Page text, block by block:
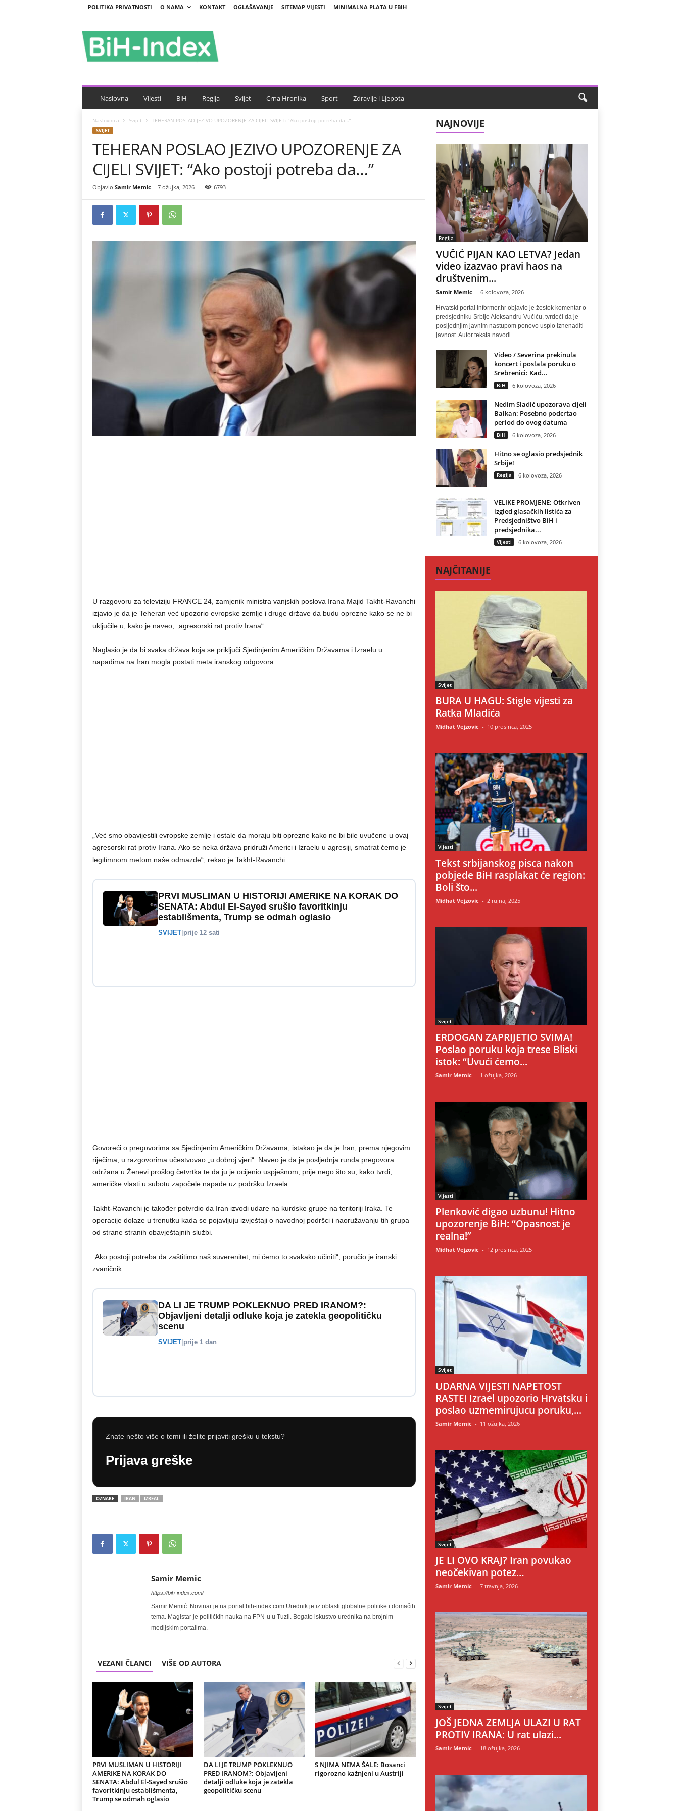
POLITIKA PRIVATNOSTI O NAMA KONTAKT OGLAŠAVANJE SITEMAP VIJESTI MINIMALNA PLATA U FBIH
i
H
d
x
Naslovna Vijesti BiH Regija Svijet Crna Hronika Sport Zdravlje i Ljepota
Naslovnica Svijet TEHERAN POSLAO JEZIVO UPOZORENJE ZA CIJELI SVIJET: “Ako postoji potreba da…”
SVIJET
TEHERAN POSLAO JEZIVO UPOZORENJE ZA
CIJELI SVIJET: “Ako postoji potreba da…”
Objavio Samir Memic- 7 ožujka, 2026 6793
U razgovoru za televiziju FRANCE 24, zamjenik ministra vanjskih poslova Irana Majid Takht-Ravanchi
izjavio je da je Teheran već upozorio evropske zemlje i druge države da budu oprezne kako se ne bi
uključile u, kako je naveo, „agresorski rat protiv Irana“.
Naglasio je da bi svaka država koja se priključi Sjedinjenim Američkim Državama i Izraelu u
napadima na Iran mogla postati meta iranskog odgovora.
„Već smo obavijestili evropske zemlje i ostale da moraju biti oprezne kako ne bi bile uvučene u ovaj
agresorski rat protiv Irana. Ako se neka država pridruži Americi i Izraelu u agresiji, smatrat ćemo je
legitimnom metom naše odmazde“, rekao je Takht-Ravanchi.
PRVI MUSLIMAN U HISTORIJI AMERIKE NA KORAK DO
SENATA: Abdul El-Sayed srušio favoritkinju
establišmenta, Trump se odmah oglasio
SVIJET| prije 12 sati
Govoreći o pregovorima sa Sjedinjenim Američkim Državama, istakao je da je Iran, prema njegovim
riječima, u razgovorima učestvovao „u dobroj vjeri“. Naveo je da je posljednja runda pregovora
održana u Ženevi prošlog četvrtka te da ju je ocijenio uspješnom, prije nego što su, kako tvrdi,
američke vlasti u subotu započele napade uz podršku Izraela.
Takht-Ravanchi je također potvrdio da Iran izvodi udare na kurdske grupe na teritoriji Iraka. Te
operacije dolaze u trenutku kada se pojavljuju izvještaji o navodnoj podršci i naoružavanju tih grupa
od strane stranih obavještajnih službi.
„Ako postoji potreba da zaštitimo naš suverenitet, mi ćemo to svakako učiniti“, poručio je iranski
zvaničnik.
DA LI JE TRUMP POKLEKNUO PRED IRANOM?:
Objavljeni detalji odluke koja je zatekla geopolitičku
scenu
SVIJET| prije 1 dan
Znate nešto više o temi ili želite prijaviti grešku u tekstu?
Prijava greške
OZNAKE IRAN IZREAL
Samir Memic
https://bih-index.com/
Samir Memić. Novinar je na portal bih-index.com Urednik je iz oblasti globalne politike i domačih
tema. Magistar je političkih nauka na FPN-u u Tuzli. Bogato iskustvo urednika na brojnim
medijskim portalima.
VEZANI ČLANCI VIŠE OD AUTORA
PRVI MUSLIMAN U HISTORIJI
AMERIKE NA KORAK DO
SENATA: Abdul El-Sayed srušio
favoritkinju establišmenta,
Trump se odmah oglasio
DA LI JE TRUMP POKLEKNUO
PRED IRANOM?: Objavljeni
detalji odluke koja je zatekla
geopolitičku scenu
S NJIMA NEMA ŠALE: Bosanci
rigorozno kažnjeni u Austriji
NAJNOVIJE
Regija
VUČIĆ PIJAN KAO LETVA? Jedan
video izazvao pravi haos na
društvenim...
Samir Memic - 6 kolovoza, 2026
Hrvatski portal Informer.hr objavio je žestok komentar o
predsjedniku Srbije Aleksandru Vučiću, tvrdeći da je
posljednjim javnim nastupom ponovo uspio iznenaditi
javnost. Autor teksta navodi...
Video / Severina prekinula
koncert i poslala poruku o
Srebrenici: Kad...
BiH 6 kolovoza, 2026
Nedim Sladić upozorava cijeli
Balkan: Posebno podcrtao
period do ovog datuma
BiH 6 kolovoza, 2026
Hitno se oglasio predsjednik
Srbije!
Regija 6 kolovoza, 2026
VELIKE PROMJENE: Otkriven
izgled glasačkih listića za
Predsjedništvo BiH i
predsjednika...
Vijesti 6 kolovoza, 2026
NAJČITANIJE
Svijet
BURA U HAGU: Stigle vijesti za
Ratka Mladića
Midhat Vejzovic - 10 prosinca, 2025
Vijesti
Tekst srbijanskog pisca nakon
pobjede BiH rasplakat će region:
Boli što...
Midhat Vejzovic - 2 rujna, 2025
Svijet
ERDOGAN ZAPRIJETIO SVIMA!
Poslao poruku koja trese Bliski
istok: “Uvući ćemo...
Samir Memic - 1 ožujka, 2026
Vijesti
Plenković digao uzbunu! Hitno
upozorenje BiH: “Opasnost je
realna!”
Midhat Vejzovic - 12 prosinca, 2025
Svijet
UDARNA VIJEST! NAPETOST
RASTE! Izrael upozorio Hrvatsku i
poslao uzmemirujucu poruku,...
Samir Memic - 11 ožujka, 2026
Svijet
JE LI OVO KRAJ? Iran povukao
neočekivan potez…
Samir Memic - 7 travnja, 2026
Svijet
JOŠ JEDNA ZEMLJA ULAZI U RAT
PROTIV IRANA: U rat ulazi...
Samir Memic - 18 ožujka, 2026